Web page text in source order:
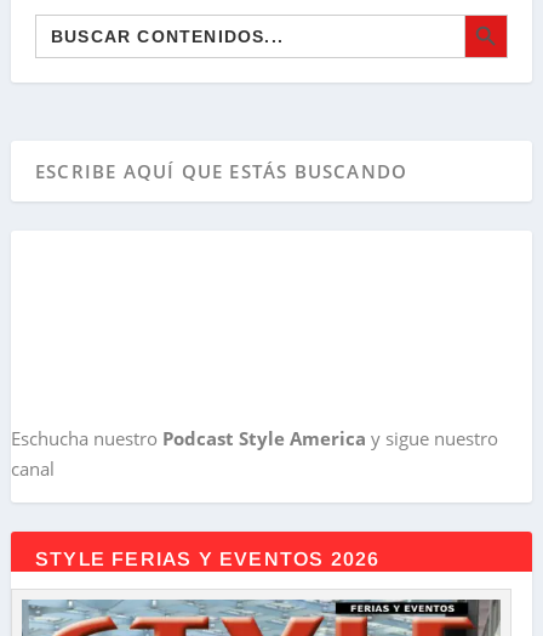
Buscar: BOTÓN DE
Eschucha nuestro Podcast Style America y sigue nuestro
canal
STYLE FERIAS Y EVENTOS 2026